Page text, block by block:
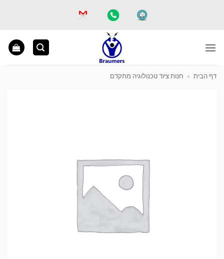
דף הבית » חנות ציוד טכנולוגיה מתקדם